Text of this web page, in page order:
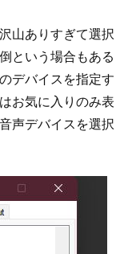
山ありすぎて選択
という場合もある
デバイスを指定す
お気に入りのみ表
声デバイスを選択